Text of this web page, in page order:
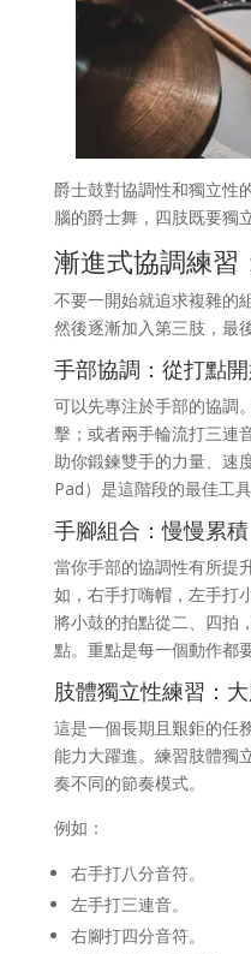
爵士鼓對協調性和獨立性
腦的爵士舞，四肢既要獨
漸進式協調練習
不要一開始就追求複雜的
然後逐漸加入第三肢，最
手部協調：從打點
可以先專注於手部的協調
擊；或者兩手輪流打三連
助你鍛鍊雙手的力量、速
Pad）是這階段的最佳工
手腳組合：慢慢累積
當你手部的協調性有所提
如，右手打嗨帽，左手打
將小鼓的拍點從二、四拍
點。重點是每一個動作都
肢體獨立性練習：
這是一個長期且艱鉅的任
能力大躍進。練習肢體獨
奏不同的節奏模式。
例如：
右手打八分音符。
左手打三連音。
右腳打四分音符。